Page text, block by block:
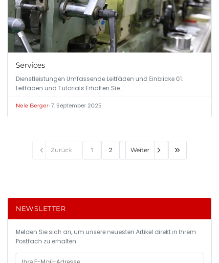
Services
Dienstleistungen Umfassende Leitfäden und Einblicke 01.
Leitfäden und Tutorials Erhalten Sie…
Nele Berger•7. September 2025
Zurück 1 2 Weiter
NEWSLETTER
Melden Sie sich an, um unsere neuesten Artikel direkt in Ihrem
Postfach zu erhalten.